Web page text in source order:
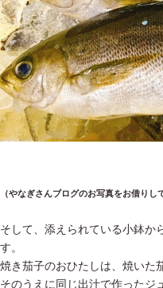
（やなぎさんブログのお写真をお借りし
そして、添えられている小鉢か
す。
焼き茄子のおひたしは、焼いた
そのうえに同じ出汁で作ったジ